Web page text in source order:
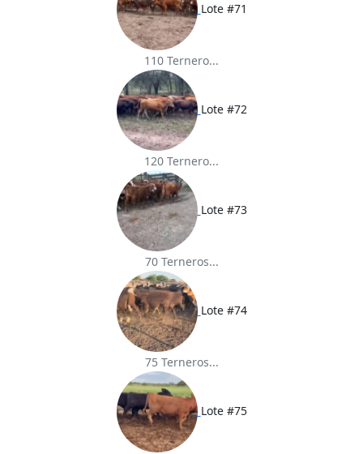
Lote #71
110 Ternero...
Lote #72
120 Ternero...
Lote #73
70 Terneros...
Lote #74
75 Terneros...
Lote #75